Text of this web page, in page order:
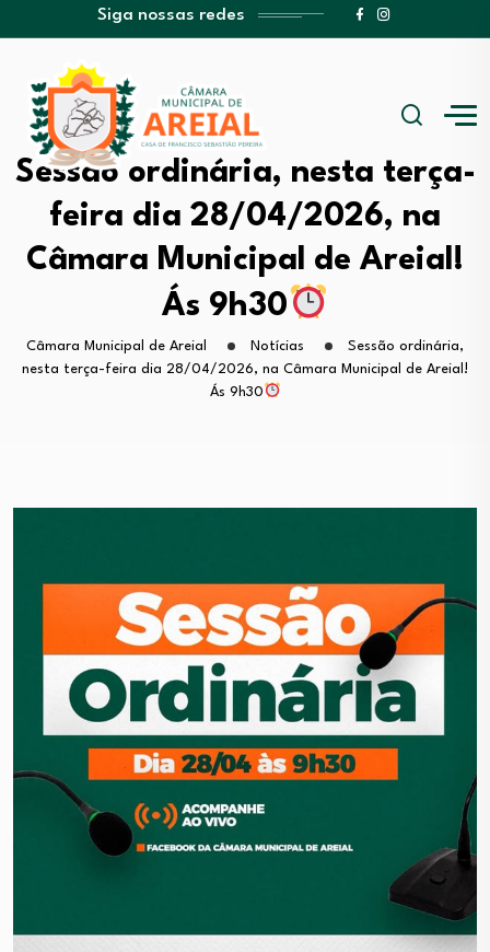
Siga nossas redes
Sessão ordinária, nesta terça-
feira dia 28/04/2026, na
Câmara Municipal de Areial!
Ás 9h30
Câmara Municipal de Areial Notícias
Sessão ordinária,
nesta terça-feira dia 28/04/2026, na Câmara Municipal de Areial!
Ás 9h30